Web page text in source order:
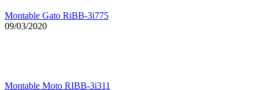
Montable Gato RiBB-3i775
09/03/2020
Montable Moto RIBB-3i311